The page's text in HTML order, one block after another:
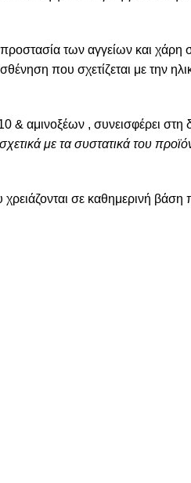
των αγγείων και
που σχετίζεται με την
αμινοξέων , συνεισφέρει
με τα συστατικά του
σε καθημερινή